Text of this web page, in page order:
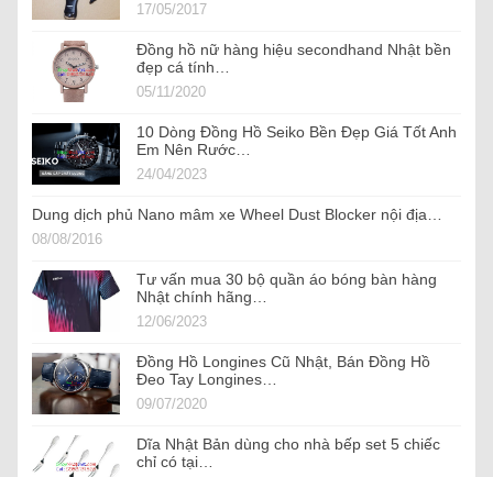
17/05/2017
Đồng hồ nữ hàng hiệu secondhand Nhật bền
đẹp cá tính…
05/11/2020
10 Dòng Đồng Hồ Seiko Bền Đẹp Giá Tốt Anh
Em Nên Rước…
24/04/2023
Dung dịch phủ Nano mâm xe Wheel Dust Blocker nội địa…
08/08/2016
Tư vấn mua 30 bộ quần áo bóng bàn hàng
Nhật chính hãng…
12/06/2023
Đồng Hồ Longines Cũ Nhật, Bán Đồng Hồ
Đeo Tay Longines…
09/07/2020
Dĩa Nhật Bản dùng cho nhà bếp set 5 chiếc
chỉ có tại…